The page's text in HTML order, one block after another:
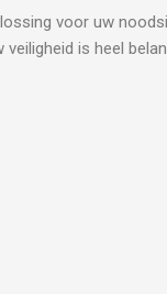
voor uw
is heel